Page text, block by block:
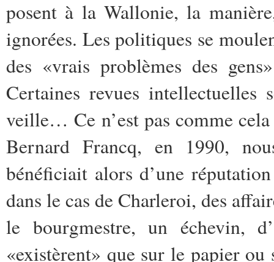
posent à la Wallonie, la
ignorées. Les politiques se
des «vrais problèmes des
Certaines revues
veille… Ce n’est pas comme
Bernard Francq, en 1990,
bénéficiait alors d’une
dans le cas de Charleroi, des
le bourgmestre, un échevin,
«existèrent» que sur le papier